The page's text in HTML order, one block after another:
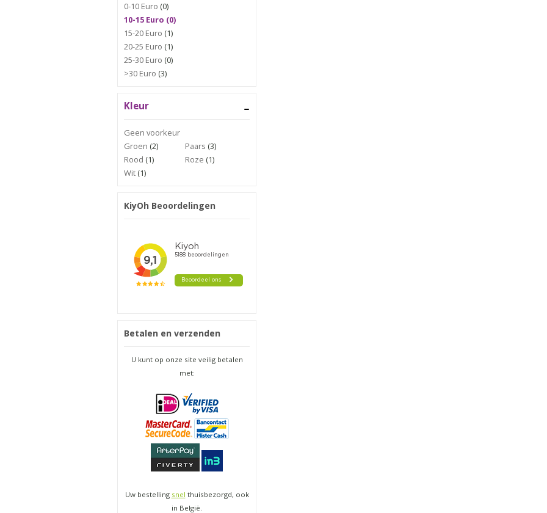
0-10 Euro (0)
10-15 Euro (0)
15-20 Euro (1)
20-25 Euro (1)
25-30 Euro (0)
>30 Euro (3)
Kleur
Geen voorkeur
Groen (2) Paars (3)
Rood (1) Roze (1)
Wit (1)
KiyOh Beoordelingen
Betalen en verzenden
U kunt op onze site veilig betalen
met:
Uw bestelling snel thuisbezorgd, ook
in België.